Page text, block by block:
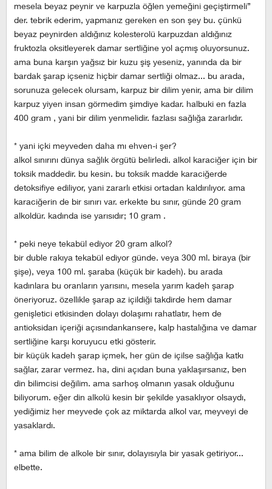
mesela beyaz peynir ve karpuzla öğlen yemeğini geçiştirmeli”
der. tebrik ederim, yapmanız gereken en son şey bu. çünkü
beyaz peynirden aldığınız kolesterolü karpuzdan aldığınız
fruktozla oksitleyerek damar sertliğine yol açmış oluyorsunuz.
ama buna karşın yağsız bir kuzu şiş yeseniz, yanında da bir
bardak şarap içseniz hiçbir damar sertliği olmaz... bu arada,
sorunuza gelecek olursam, karpuz bir dilim yenir, ama bir dilim
karpuz yiyen insan görmedim şimdiye kadar. halbuki en fazla
400 gram , yani bir dilim yenmelidir. fazlası sağlığa zararlıdır.
* yani içki meyveden daha mı ehven-i şer?
alkol sınırını dünya sağlık örgütü belirledi. alkol karaciğer için bir
toksik maddedir. bu kesin. bu toksik madde karaciğerde
detoksifiye ediliyor, yani zararlı etkisi ortadan kaldırılıyor. ama
karaciğerin de bir sınırı var. erkekte bu sınır, günde 20 gram
alkoldür. kadında ise yarısıdır; 10 gram .
* peki neye tekabül ediyor 20 gram alkol?
bir duble rakıya tekabül ediyor günde. veya 300 ml. biraya (bir
şişe), veya 100 ml. şaraba (küçük bir kadeh). bu arada
kadınlara bu oranların yarısını, mesela yarım kadeh şarap
öneriyoruz. özellikle şarap az içildiği takdirde hem damar
genişletici etkisinden dolayı dolaşımı rahatlatır, hem de
antioksidan içeriği açısındankansere, kalp hastalığına ve damar
sertliğine karşı koruyucu etki gösterir.
bir küçük kadeh şarap içmek, her gün de içilse sağlığa katkı
sağlar, zarar vermez. ha, dini açıdan buna yaklaşırsanız, ben
din bilimcisi değilim. ama sarhoş olmanın yasak olduğunu
biliyorum. eğer din alkolü kesin bir şekilde yasaklıyor olsaydı,
yediğimiz her meyvede çok az miktarda alkol var, meyveyi de
yasaklardı.
* ama bilim de alkole bir sınır, dolayısıyla bir yasak getiriyor...
elbette.